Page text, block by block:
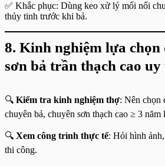
✅ Khắc phục: Dùng keo xử lý mối nối
thủy tinh trước khi bả.
8. Kinh nghiệm lựa
sơn bả trần thạch cao uy
🔍 Kiểm tra kinh nghiệm thợ: Nên chọn
chuyên bả, chuyên sơn thạch cao ≥ 3 năm
🔍 Xem công trình thực tế: Hỏi hình
thi công.